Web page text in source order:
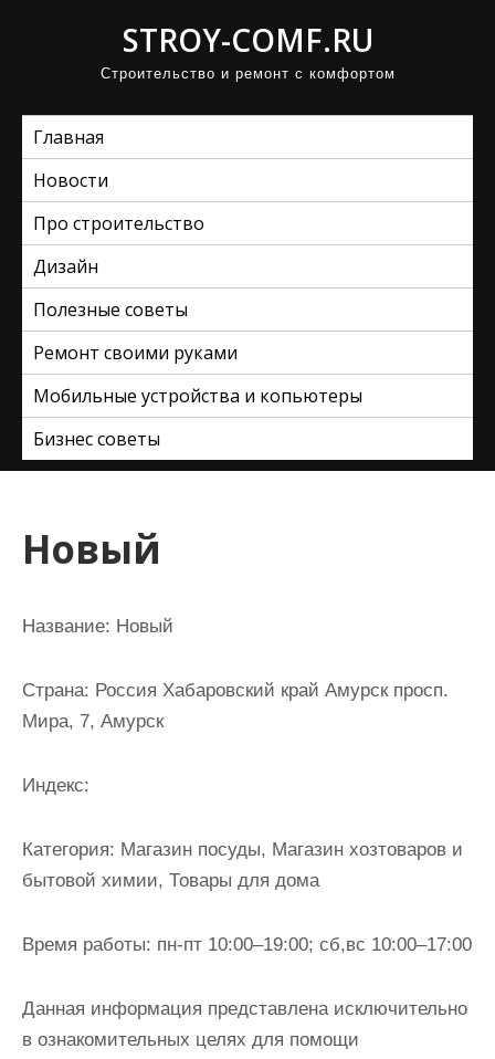
STROY-COMF.RU
Строительство и ремонт с комфортом
Главная
Новости
Про строительство
Дизайн
Полезные советы
Ремонт своими руками
Мобильные устройства и копьютеры
Бизнес советы
Новый
Название: Новый
Страна: Россия Хабаровский край Амурск просп.
Мира, 7, Амурск
Индекс:
Категория: Магазин посуды, Магазин хозтоваров и
бытовой химии, Товары для дома
Время работы: пн-пт 10:00–19:00; сб,вс 10:00–17:00
Данная информация представлена исключительно
в ознакомительных целях для помощи